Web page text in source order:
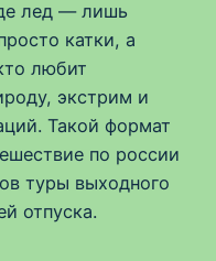
лед — лишь
катки, а
любит
экстрим и
Такой формат
по россии
туры выходного
отпуска.